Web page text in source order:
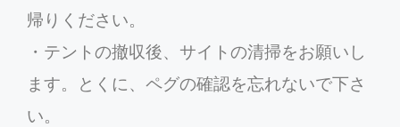
帰りください。
・テントの撤収後、サイトの清掃をお願いし
ます。とくに、ペグの確認を忘れないで下さ
い。